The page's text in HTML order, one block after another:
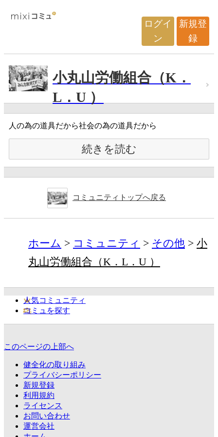
ログイ
ン
新規登
録
小丸山労働組合（K．
L．U ）
人の為の道具だから社会の為の道具だから
続きを読む
コミュニティトップへ戻る
ホーム コミュニティ その他
小
丸山労働組合（K．L．U ）
人気コミュニティ
コミュを探す
このページの上部へ
健全化の取り組み
プライバシーポリシー
新規登録
利用規約
ライセンス
お問い合わせ
運営会社